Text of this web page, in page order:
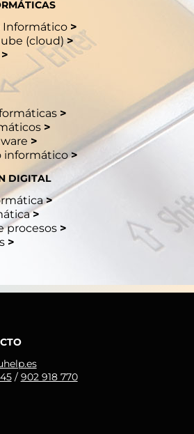
>
(cloud) >
>
>
>
>
informático >
DIGITAL
>
>
procesos >
>
/ 902 918 770